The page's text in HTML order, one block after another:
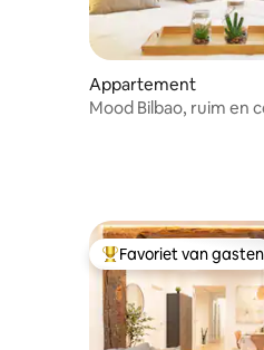
Appartement
Mood Bilbao, ruim en
Topfavoriet van
Favoriet van gasten